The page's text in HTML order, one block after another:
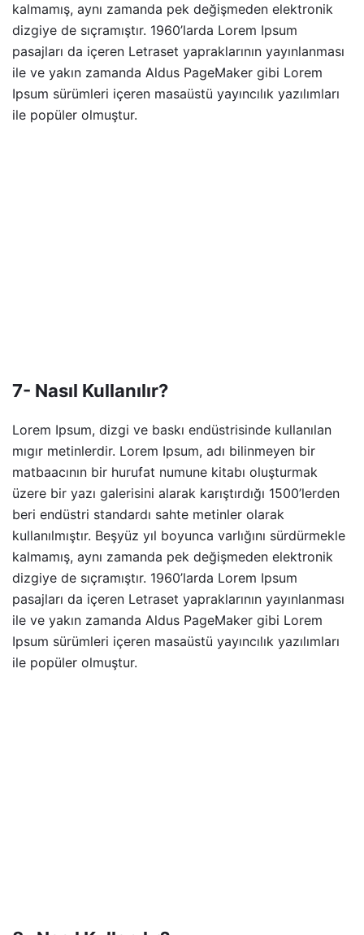
kalmamış, aynı zamanda pek değişmeden elektronik
dizgiye de sıçramıştır. 1960’larda Lorem Ipsum
pasajları da içeren Letraset yapraklarının yayınlanması
ile ve yakın zamanda Aldus PageMaker gibi Lorem
Ipsum sürümleri içeren masaüstü yayıncılık yazılımları
ile popüler olmuştur.
7- Nasıl Kullanılır?
Lorem Ipsum, dizgi ve baskı endüstrisinde kullanılan
mıgır metinlerdir. Lorem Ipsum, adı bilinmeyen bir
matbaacının bir hurufat numune kitabı oluşturmak
üzere bir yazı galerisini alarak karıştırdığı 1500’lerden
beri endüstri standardı sahte metinler olarak
kullanılmıştır. Beşyüz yıl boyunca varlığını sürdürmekle
kalmamış, aynı zamanda pek değişmeden elektronik
dizgiye de sıçramıştır. 1960’larda Lorem Ipsum
pasajları da içeren Letraset yapraklarının yayınlanması
ile ve yakın zamanda Aldus PageMaker gibi Lorem
Ipsum sürümleri içeren masaüstü yayıncılık yazılımları
ile popüler olmuştur.